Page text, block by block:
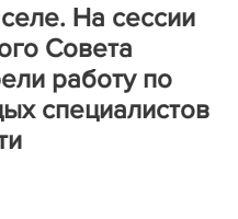
На сессии
Совета
работу по
специалистов